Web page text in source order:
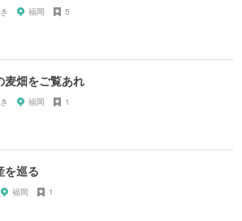
福岡 5
麦畑をご覧あれ
福岡 1
を巡る
福岡 1